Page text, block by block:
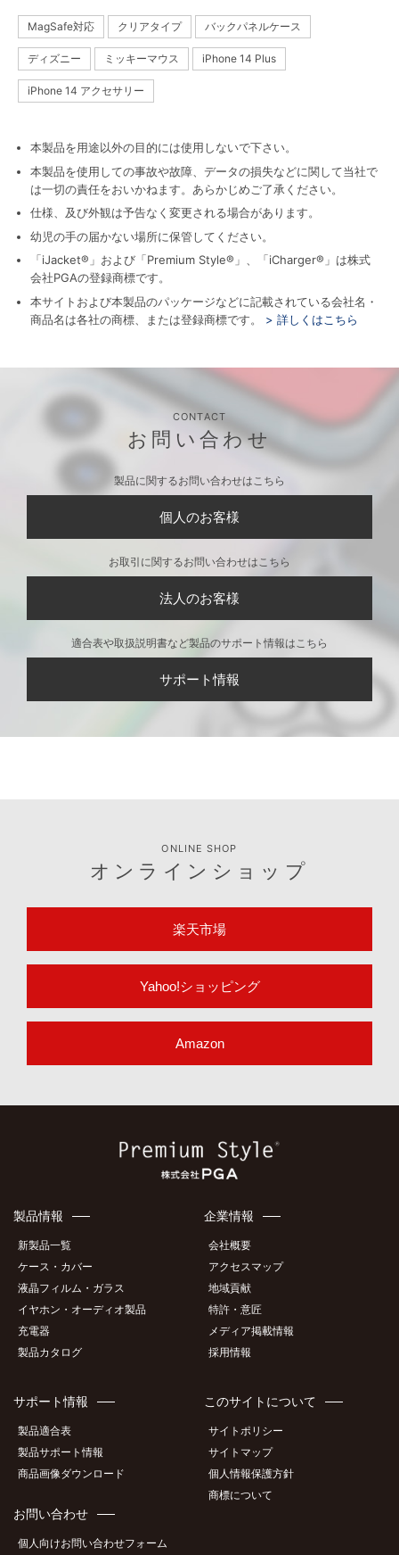
MagSafe対応 クリアタイプ バックパネルケース
ディズニー ミッキーマウス iPhone 14 Plus
iPhone 14 アクセサリー
本製品を用途以外の目的には使用しないで下さい。
本製品を使用しての事故や故障、データの損失などに関して当社で
は一切の責任をおいかねます。あらかじめご了承ください。
仕様、及び外観は予告なく変更される場合があります。
幼児の手の届かない場所に保管してください。
「iJacket®」および「Premium Style®」、「iCharger®」は株式
会社PGAの登録商標です。
本サイトおよび本製品のパッケージなどに記載されている会社名・
商品名は各社の商標、または登録商標です。
> 詳しくはこちら
CONTACT
お問い合わせ
製品に関するお問い合わせはこちら
個人のお客様
お取引に関するお問い合わせはこちら
法人のお客様
適合表や取扱説明書など製品のサポート情報はこちら
サポート情報
ONLINE SHOP
オンラインショップ
楽天市場
Yahoo!ショッピング
Amazon
製品情報
新製品一覧
ケース・カバー
液晶フィルム・ガラス
イヤホン・オーディオ製品
充電器
製品カタログ
企業情報
会社概要
アクセスマップ
地域貢献
特許・意匠
メディア掲載情報
採用情報
サポート情報
製品適合表
製品サポート情報
商品画像ダウンロード
お問い合わせ
個人向けお問い合わせフォーム
このサイトについて
サイトポリシー
サイトマップ
個人情報保護方針
商標について